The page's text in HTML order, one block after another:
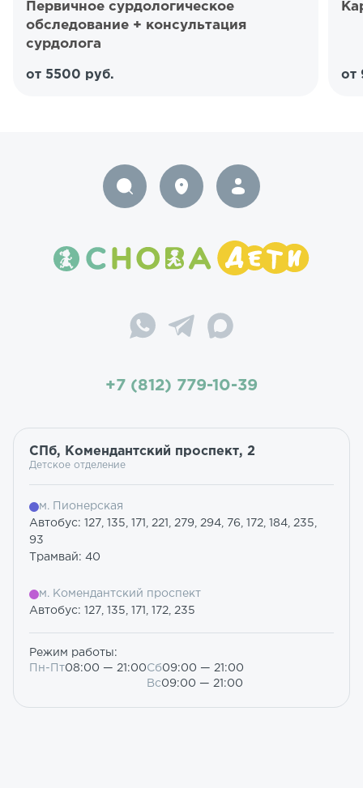
Первичное сурдологическое
обследование + консультация
сурдолога
от 5500 руб. от
+7 (812) 779-10-39
СПб, Комендантский проспект, 2
Детское отделение
м. Пионерская
Автобус: 127, 135, 171, 221, 279, 294, 76, 172, 184, 235,
93
Трамвай: 40
м. Комендантский проспект
Автобус: 127, 135, 171, 172, 235
Режим работы:
Пн-Пт08:00 — 21:00Сб09:00 — 21:00
Вс09:00 — 21:00